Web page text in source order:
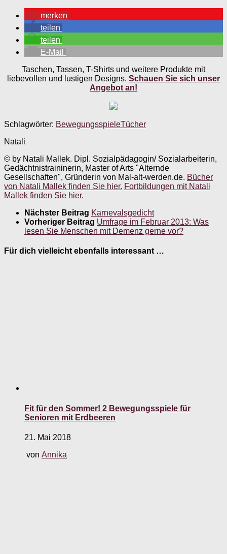
merken
teilen
teilen
E-Mail
Taschen, Tassen, T-Shirts und weitere Produkte mit
liebevollen und lustigen Designs. Schauen Sie sich unser
Angebot an!
Schlagwörter: BewegungsspieleTücher
Natali
© by Natali Mallek. Dipl. Sozialpädagogin/ Sozialarbeiterin,
Gedächtnistraininerin, Master of Arts "Alternde
Gesellschaften", Gründerin von Mal-alt-werden.de. Bücher
von Natali Mallek finden Sie hier. Fortbildungen mit Natali
Mallek finden Sie hier.
Nächster Beitrag Karnevalsgedicht
Vorheriger Beitrag Umfrage im Februar 2013: Was
lesen Sie Menschen mit Demenz gerne vor?
Für dich vielleicht ebenfalls interessant …
Fit für den Sommer! 2 Bewegungsspiele für
Senioren mit Erdbeeren
21. Mai 2018
von Annika